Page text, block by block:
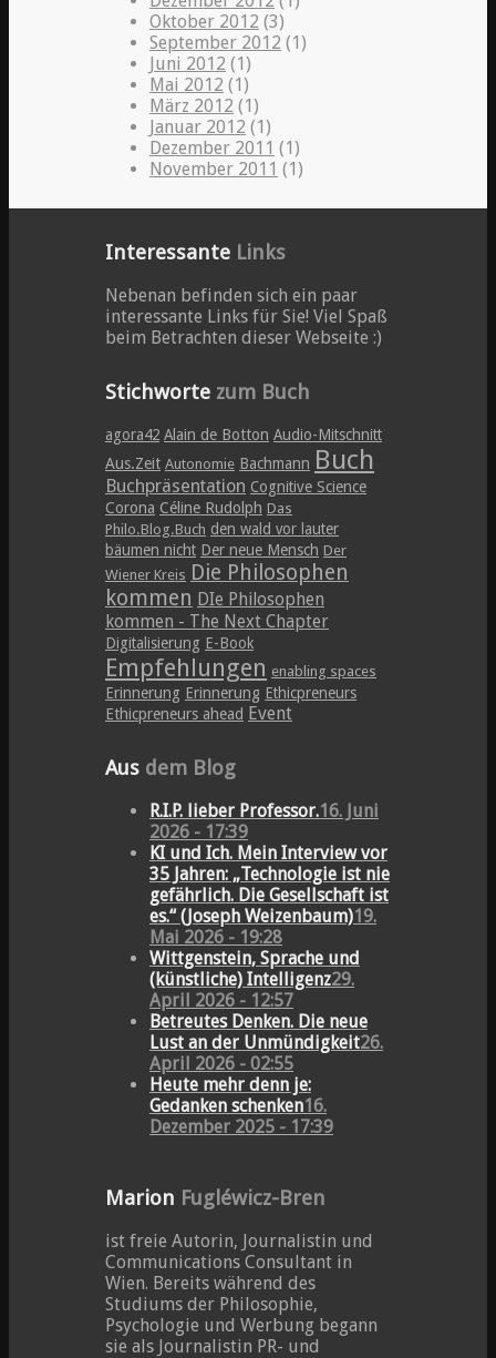
Oktober 2012 (3)
September 2012 (1)
Juni 2012 (1)
Mai 2012 (1)
März 2012 (1)
Januar 2012 (1)
Dezember 2011 (1)
November 2011 (1)
Interessante Links
Nebenan befinden sich ein paar
interessante Links für Sie! Viel Spaß
beim Betrachten dieser Webseite :)
Stichworte zum Buch
agora42 Alain de Botton Audio-Mitschnitt
Aus.Zeit Autonomie Bachmann Buch
Buchpräsentation Cognitive Science
Corona Céline Rudolph Das
Philo.Blog.Buch den wald vor lauter
bäumen nicht Der neue Mensch Der
Wiener Kreis Die Philosophen
kommen DIe Philosophen
kommen - The Next Chapter
Digitalisierung E-Book
Empfehlungen enabling spaces
Erinnerung Erinnerung Ethicpreneurs
Ethicpreneurs ahead Event
Aus dem Blog
R.I.P. lieber Professor.16. Juni
2026 - 17:39
KI und Ich. Mein Interview vor
35 Jahren: „Technologie ist nie
gefährlich. Die Gesellschaft ist
es.“ (Joseph Weizenbaum)19.
Mai 2026 - 19:28
Wittgenstein, Sprache und
(künstliche) Intelligenz29.
April 2026 - 12:57
Betreutes Denken. Die neue
Lust an der Unmündigkeit26.
April 2026 - 02:55
Heute mehr denn je:
Gedanken schenken16.
Dezember 2025 - 17:39
Marion Fugléwicz-Bren
ist freie Autorin, Journalistin und
Communications Consultant in
Wien. Bereits während des
Studiums der Philosophie,
Psychologie und Werbung begann
sie als Journalistin PR- und